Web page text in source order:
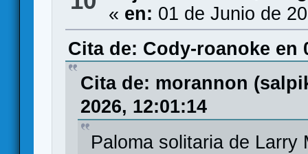
« en: 01 de Junio de
Cita de: Cody-roanoke en
Cita de: morannon
2026, 12:01:14
Paloma solitaria de Larry